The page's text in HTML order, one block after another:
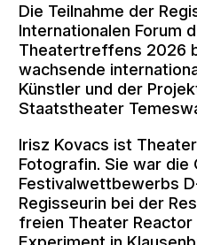
Die Teilnahme der
Internationalen Forum
Theatertreffens 2026
wachsende
Künstler und der
Staatstheater
Irisz Kovacs ist
Fotografin. Sie war die
Festivalwettbewerbs
Regisseurin bei der
freien Theater
Experiment in